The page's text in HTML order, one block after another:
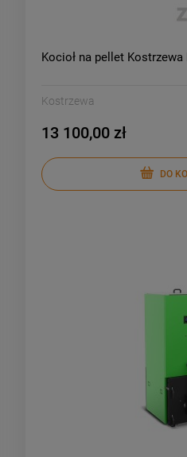
Kocioł na pellet
Kostrzewa
13 100,00 zł
DO